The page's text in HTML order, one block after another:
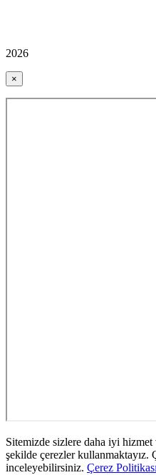
2026
×
Sitemizde sizlere daha iyi
şekilde çerezler kullanmaktayız.
inceleyebilirsiniz. Çerez Politikası